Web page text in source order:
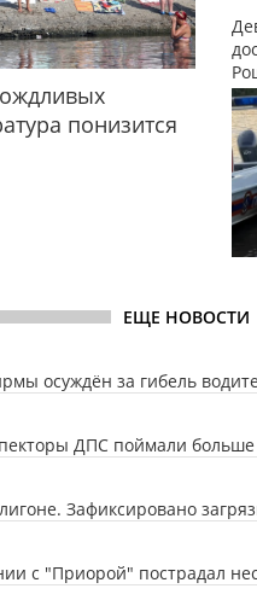
понизится
ЕЩЕ НОВОСТИ
осуждён за гибель
ДПС поймали
Зафиксировано
с "Приорой" пострадал